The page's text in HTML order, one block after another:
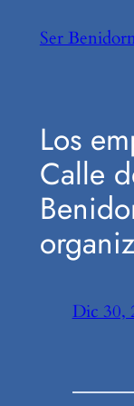
Ser
Los
Calle
Dic 30,